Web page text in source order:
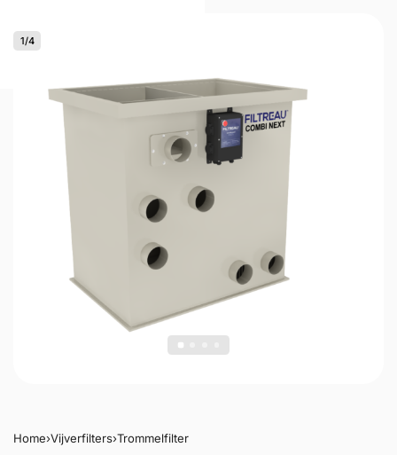
1/4
Home›Vijverfilters›Trommelfilter